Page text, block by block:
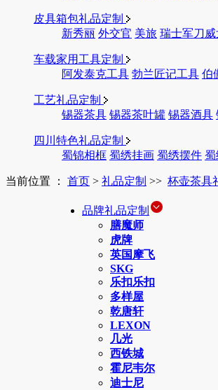
皮具箱包礼品定制
新秀丽 外交官 美旅 瑞士军刀威
车载家用工具定制
阿发泰克工具 勃兰匠记工具 伯
工艺礼品定制
锡器茶具 锡器茶叶罐 锡器酒具
四川特色礼品定制
蜀锦相框 蜀绣挂画 蜀绣摆件 蜀
当前位置 ： 首页 > 礼品定制 >> 杯壶茶具
品牌礼品定制
膳魔师
虎牌
英国摩飞
SKG
乐扣乐扣
多样屋
乾唐轩
LEXON
几光
西铁城
霍尼韦尔
迪士尼